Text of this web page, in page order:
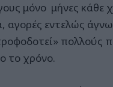
μόνο μήνες κάθε
αγορές εντελώς
πολλούς
το χρόνο.